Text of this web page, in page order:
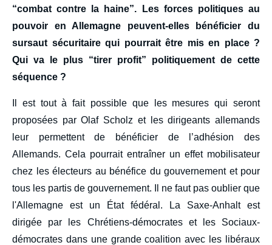
“combat contre la haine”. Les forces politiques au
pouvoir en Allemagne peuvent-elles bénéficier du
sursaut sécuritaire qui pourrait être mis en place ?
Qui va le plus “tirer profit” politiquement de cette
séquence ?
Il est tout à fait possible que les mesures qui seront
proposées par Olaf Scholz et les dirigeants allemands
leur permettent de bénéficier de l’adhésion des
Allemands. Cela pourrait entraîner un effet mobilisateur
chez les électeurs au bénéfice du gouvernement et pour
tous les partis de gouvernement. Il ne faut pas oublier que
l'Allemagne est un État fédéral. La Saxe-Anhalt est
dirigée par les Chrétiens-démocrates et les Sociaux-
démocrates dans une grande coalition avec les libéraux